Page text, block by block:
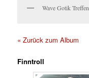
Wave Gotik Treffen
« Zurück zum Album
Finntroll